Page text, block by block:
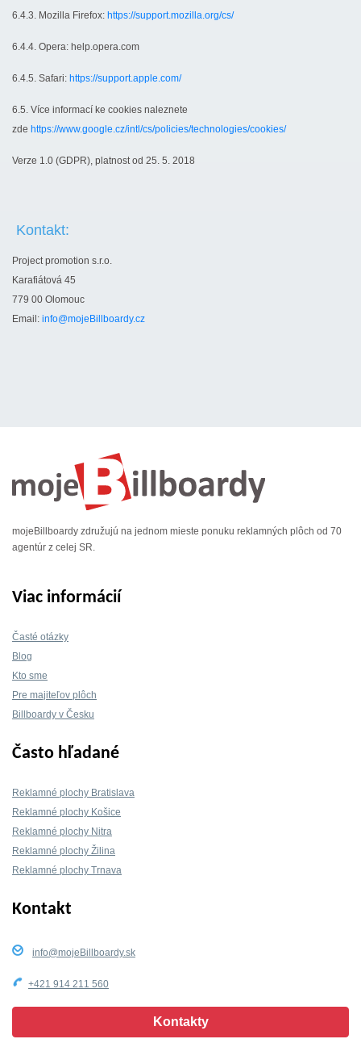
6.4.3. Mozilla Firefox: https://support.mozilla.org/cs/
6.4.4. Opera: help.opera.com
6.4.5. Safari: https://support.apple.com/
6.5. Více informací ke cookies naleznete
zde https://www.google.cz/intl/cs/policies/technologies/cookies/
Verze 1.0 (GDPR), platnost od 25. 5. 2018
Kontakt:
Project promotion s.r.o.
Karafiátová 45
779 00 Olomouc
Email: info@mojeBillboardy.cz
mojeBillboardy združujú na jednom mieste ponuku reklamných plôch od 70
agentúr z celej SR.
Viac informácií
Časté otázky
Blog
Kto sme
Pre majiteľov plôch
Billboardy v Česku
Často hľadané
Reklamné plochy Bratislava
Reklamné plochy Košice
Reklamné plochy Nitra
Reklamné plochy Žilina
Reklamné plochy Trnava
Kontakt
info@mojeBillboardy.sk
+421 914 211 560
Kontakty